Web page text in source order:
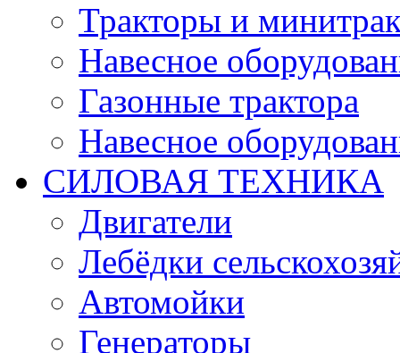
Тракторы и
Навесное
Газонные трактора
Навесное
СИЛОВАЯ ТЕХНИКА
Двигатели
Лебёдки
Автомойки
Генераторы